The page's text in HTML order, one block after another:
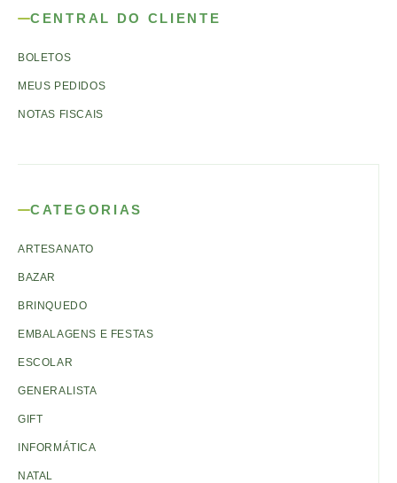
CENTRAL DO CLIENTE
BOLETOS
MEUS PEDIDOS
NOTAS FISCAIS
CATEGORIAS
ARTESANATO
BAZAR
BRINQUEDO
EMBALAGENS E FESTAS
ESCOLAR
GENERALISTA
GIFT
INFORMÁTICA
NATAL